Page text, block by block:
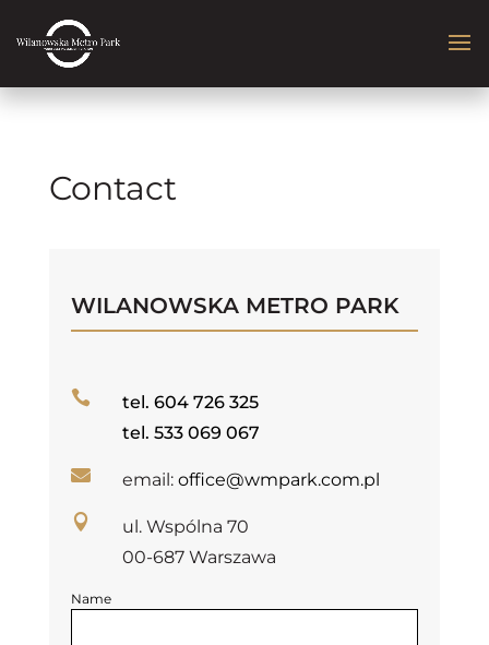
Contact
WILANOWSKA METRO PARK
 tel. 604 726 325
tel. 533 069 067
 email: office@wmpark.com.pl

ul. Wspólna 70
00-687 Warszawa
Name